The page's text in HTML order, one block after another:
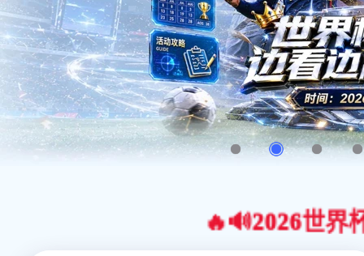
🔥🔊2026世界杯官网